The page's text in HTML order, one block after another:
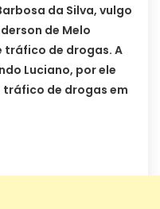
da Silva, vulgo
de Melo
tráfico de drogas. A
Luciano, por ele
tráfico de drogas em